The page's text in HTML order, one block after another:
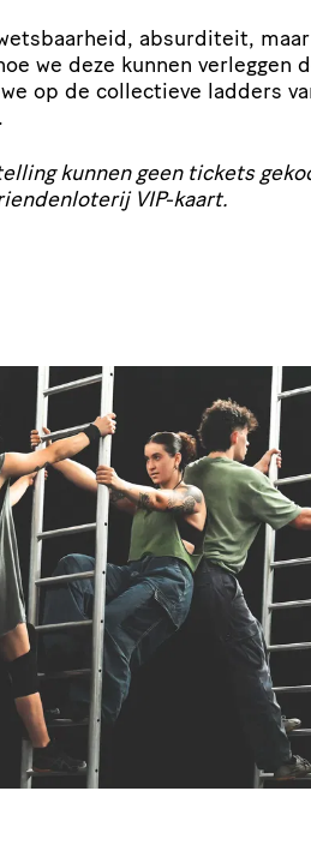
absurditeit,
we deze kunnen verleggen
op de collectieve ladders
kunnen geen tickets
VIP-kaart.